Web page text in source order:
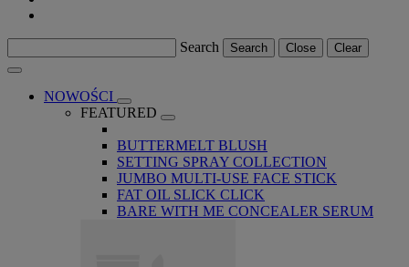
Search Search Close Clear
NOWOŚCI
FEATURED
BUTTERMELT BLUSH
SETTING SPRAY COLLECTION
JUMBO MULTI-USE FACE STICK
FAT OIL SLICK CLICK
BARE WITH ME CONCEALER SERUM